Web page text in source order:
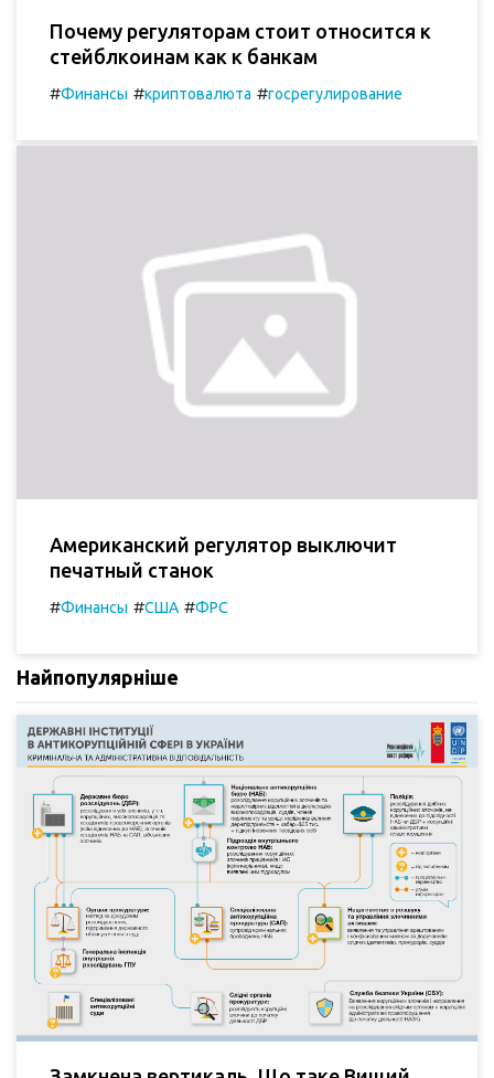
Почему регуляторам стоит относится к
стейблкоинам как к банкам
#Финансы #криптовалюта #госрегулирование
Американский регулятор выключит
печатный станок
#Финансы #США #ФРС
Найпопулярніше